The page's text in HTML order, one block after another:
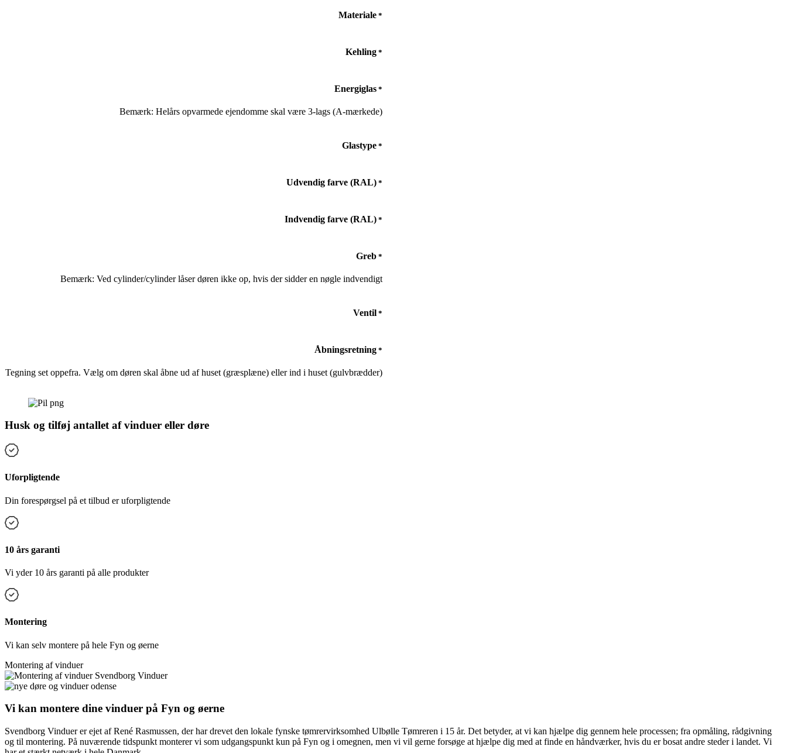
Materiale *
Kehling *
Energiglas *
Bemærk: Helårs opvarmede ejendomme skal være 3-lags (A-mærkede)
Glastype *
Udvendig farve (RAL) *
Indvendig farve (RAL) *
Greb *
Bemærk: Ved cylinder/cylinder låser døren ikke op, hvis der sidder en nøgle indvendigt
Ventil *
Åbningsretning *
Tegning set oppefra. Vælg om døren skal åbne ud af huset (græsplæne) eller ind i huset (gulvbrædder)
Husk og tilføj antallet af vinduer eller døre
Uforpligtende
Din forespørgsel på et tilbud er uforpligtende
10 års garanti
Vi yder 10 års garanti på alle produkter
Montering
Vi kan selv montere på hele Fyn og øerne
Montering af vinduer
Vi kan montere dine vinduer på Fyn og øerne
Svendborg Vinduer er ejet af René Rasmussen, der har drevet den lokale fynske tømrervirksomhed Ulbølle Tømreren i 15 år. Det betyder, at vi kan hjælpe dig gennem hele processen; fra opmåling, rådgivning
og til montering. På nuværende tidspunkt monterer vi som udgangspunkt kun på Fyn og i omegnen, men vi vil gerne forsøge at hjælpe dig med at finde en håndværker, hvis du er bosat andre steder i landet. Vi